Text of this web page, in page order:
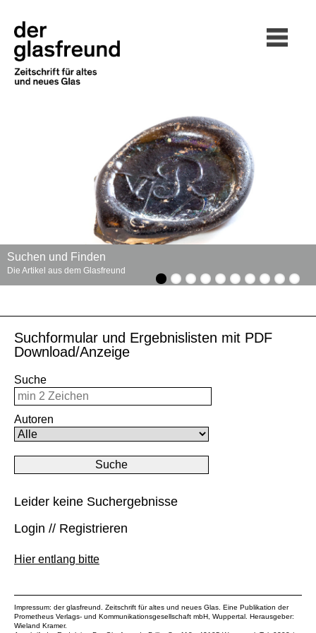
Suchen und Finden
Die Artikel aus dem Glasfreund
Suchformular und Ergebnislisten mit PDF
Download/Anzeige
Suche
Autoren
Leider keine Suchergebnisse
Login // Registrieren
Hier entlang bitte
Impressum: der glasfreund. Zeitschrift für altes und neues Glas. Eine Publikation der
Prometheus Verlags- und Kommunikationsgesellschaft mbH , Wuppertal. Herausgeber:
Wieland Kramer.